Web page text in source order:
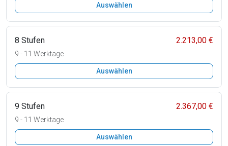
Auswählen
8 Stufen 2.213,00 €
9 - 11 Werktage
Auswählen
9 Stufen 2.367,00 €
9 - 11 Werktage
Auswählen